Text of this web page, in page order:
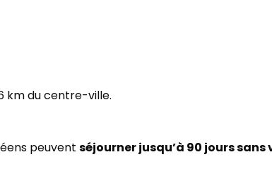
km du centre-ville.
peuvent séjourner jusqu’à 90 jours sans